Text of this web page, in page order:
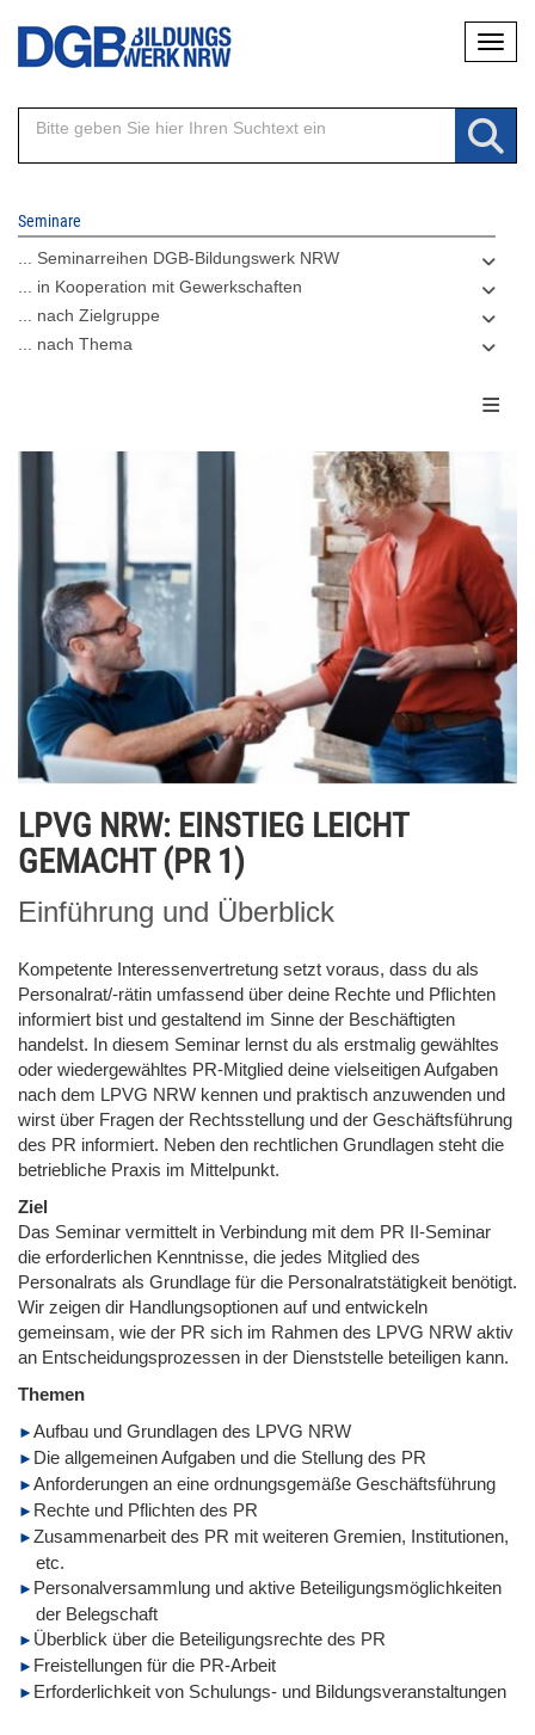
Direkt
Inhalt
Seminare
... Seminarreihen DGB-Bildungswerk NRW
... in Kooperation mit Gewerkschaften
... nach Zielgruppe
... nach Thema
LPVG NRW: EINSTIEG LEICHT
GEMACHT (PR 1)
Einführung und Überblick
Kompetente Interessenvertretung setzt voraus, dass du als
Personalrat/-rätin umfassend über deine Rechte und Pflichten
informiert bist und gestaltend im Sinne der Beschäftigten
handelst. In diesem Seminar lernst du als erstmalig gewähltes
oder wiedergewähltes PR-Mitglied deine vielseitigen Aufgaben
nach dem LPVG NRW kennen und praktisch anzuwenden und
wirst über Fragen der Rechtsstellung und der Geschäftsführung
des PR informiert. Neben den rechtlichen Grundlagen steht die
betriebliche Praxis im Mittelpunkt.
Ziel
Das Seminar vermittelt in Verbindung mit dem PR II-Seminar
die erforderlichen Kenntnisse, die jedes Mitglied des
Personalrats als Grundlage für die Personalratstätigkeit benötigt.
Wir zeigen dir Handlungsoptionen auf und entwickeln
gemeinsam, wie der PR sich im Rahmen des LPVG NRW aktiv
an Entscheidungsprozessen in der Dienststelle beteiligen kann.
Themen
Aufbau und Grundlagen des LPVG NRW
Die allgemeinen Aufgaben und die Stellung des PR
Anforderungen an eine ordnungsgemäße Geschäftsführung
Rechte und Pflichten des PR
Zusammenarbeit des PR mit weiteren Gremien, Institutionen,
etc.
Personalversammlung und aktive Beteiligungsmöglichkeiten
der Belegschaft
Überblick über die Beteiligungsrechte des PR
Freistellungen für die PR-Arbeit
Erforderlichkeit von Schulungs- und Bildungsveranstaltungen